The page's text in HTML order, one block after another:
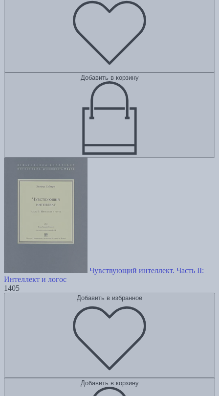
Добавить в корзину
Чувствующий интеллект. Часть II:
Интеллект и логос
1405
Добавить в избранное
Добавить в корзину